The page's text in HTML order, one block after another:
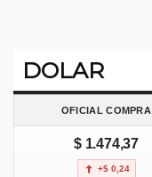
DOLAR
OFICIAL COMPRA
$ 1.474,37
+$ 0,24